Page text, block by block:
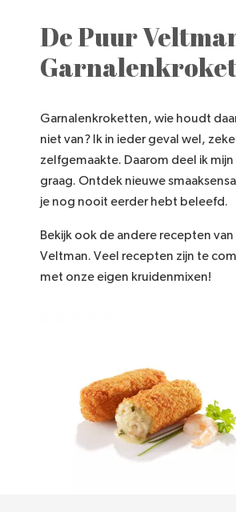
De Puur
Garnalenkroketten, wie houdt
niet van? Ik in ieder geval wel,
zelfgemaakte. Daarom deel ik
graag. Ontdek nieuwe
je nog nooit eerder hebt beleefd.
Bekijk ook de andere recepten van
Veltman. Veel recepten zijn te
met onze eigen kruidenmixen!